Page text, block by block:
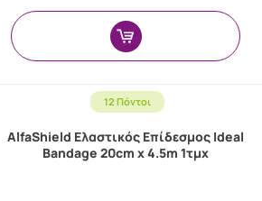
12 Πόντοι
AlfaShield Ελαστικός Επίδεσμος Ideal
Bandage 20cm x 4.5m 1τμχ